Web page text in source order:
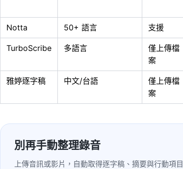
Notta 50+ 語言 支援
TurboScribe 多語言
僅上傳檔
案
雅婷逐字稿 中文/台語
僅上傳檔
案
別再手動整理錄音
上傳音訊或影片，自動取得逐字稿、摘要與行動項目